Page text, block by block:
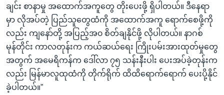
ချင်း စာနာမှု အထောက်အကူတွေ တိုးပေးဖို့ ရှိပါတယ်။ ဒီနေရာ
မှာ လိုအပ်တဲ့ ပြည်သူတွေထံကို အထောက်အကူ ရောက်စေဖို့ကို
လည်း ကျနော်တို့ အပြည့်အ၀ စိတ်ချနိုင်ဖို့ လိုပါတယ်။ နာဂစ်
မုန်တိုင်း ကာလတုန်းက ကယ်ဆယ်ရေး ကြိုးပမ်းအားထုတ်မှုတွေ
အတွက် အမေရိကန်က ဒေါ်လာ ၇၅ သန်းနီးပါး ပေးအပ်ခဲ့တုန်းက
လည်း မြန်မာလူထုထံကို တိုက်ရိုက် ထိထိရောက်ရောက် ပေးပို့နိုင်
ခဲ့ပါတယ်။”